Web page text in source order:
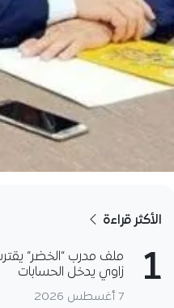
الأكثر قراءة
1
ملف مدرب “الخضر”
زاوي يدخل الحسابات
7 أغسطس 2026